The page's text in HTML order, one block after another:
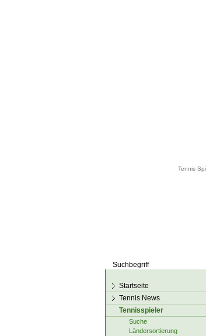
Tennis
Startseite
Tennis News
Tennisspieler
Suche
Ländersortierung